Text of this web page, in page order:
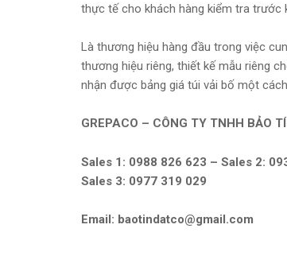
thực tế cho khách hàng kiểm tra trước
Là thương hiệu hàng đầu trong việc
thương hiệu riêng, thiết kế mẫu riêng
nhận được bảng giá túi vải bố một
GREPACO – CÔNG TY TNHH BẢO
Sales 1: 0988 826 623 – Sales 2:
Sales 3: 0977 319 029
Email: baotindatco@gmail.com